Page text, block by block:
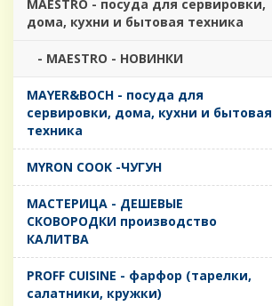
MAESTRO - посуда для сервировки,
дома, кухни и бытовая техника
- MAESTRO - НОВИНКИ
MAYER&BOCH - посуда для
сервировки, дома, кухни и бытовая
техника
MYRON COOK -ЧУГУН
MАСТЕРИЦА - ДЕШЕВЫЕ
СКОВОРОДКИ производство
КАЛИТВА
PROFF CUISINE - фарфор (тарелки,
салатники, кружки)